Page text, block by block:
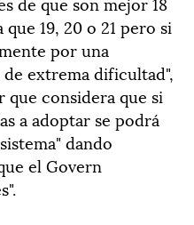
19, 20 o 21 pero si
por una
extrema dificultad",
considera que si
a adoptar se podrá
dando
el Govern